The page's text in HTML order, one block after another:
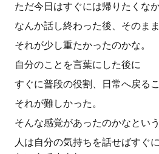
ただ今日はすぐには帰りたくな
なんか話し終わった後、そのま
それが少し重たかったのかな。
自分のことを言葉にした後に
すぐに普段の役割、日常へ戻るこ
それが難しかった。
そんな感覚があったのかなとい
人は自分の気持ちを話せばすぐ